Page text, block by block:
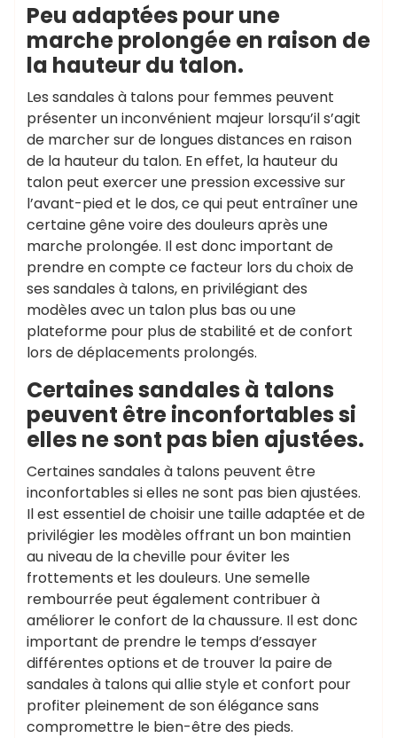
Peu adaptées pour une
marche prolongée en raison de
la hauteur du talon.
Les sandales à talons pour femmes peuvent
présenter un inconvénient majeur lorsqu’il s’agit
de marcher sur de longues distances en raison
de la hauteur du talon. En effet, la hauteur du
talon peut exercer une pression excessive sur
l’avant-pied et le dos, ce qui peut entraîner une
certaine gêne voire des douleurs après une
marche prolongée. Il est donc important de
prendre en compte ce facteur lors du choix de
ses sandales à talons, en privilégiant des
modèles avec un talon plus bas ou une
plateforme pour plus de stabilité et de confort
lors de déplacements prolongés.
Certaines sandales à talons
peuvent être inconfortables si
elles ne sont pas bien ajustées.
Certaines sandales à talons peuvent être
inconfortables si elles ne sont pas bien ajustées.
Il est essentiel de choisir une taille adaptée et de
privilégier les modèles offrant un bon maintien
au niveau de la cheville pour éviter les
frottements et les douleurs. Une semelle
rembourrée peut également contribuer à
améliorer le confort de la chaussure. Il est donc
important de prendre le temps d’essayer
différentes options et de trouver la paire de
sandales à talons qui allie style et confort pour
profiter pleinement de son élégance sans
compromettre le bien-être des pieds.